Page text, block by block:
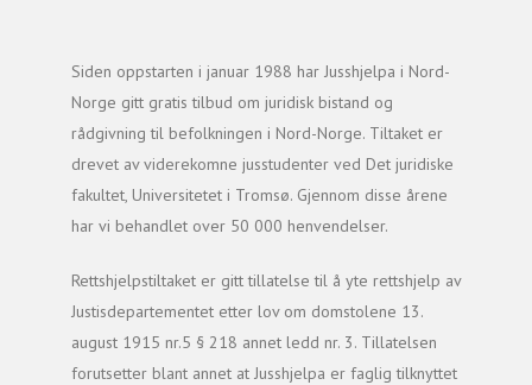
Siden oppstarten i januar 1988 har Jusshjelpa i Nord-
Norge gitt gratis tilbud om juridisk bistand og
rådgivning til befolkningen i Nord-Norge. Tiltaket er
drevet av viderekomne jusstudenter ved Det juridiske
fakultet, Universitetet i Tromsø. Gjennom disse årene
har vi behandlet over 50 000 henvendelser.
Rettshjelpstiltaket er gitt tillatelse til å yte rettshjelp av
Justisdepartementet etter lov om domstolene 13.
august 1915 nr.5 § 218 annet ledd nr. 3. Tillatelsen
forutsetter blant annet at Jusshjelpa er faglig tilknyttet